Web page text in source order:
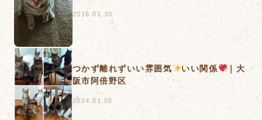
2016.01.30
つかず離れずいい雰囲気 いい関係
｜大
阪市阿倍野区
2024.01.05